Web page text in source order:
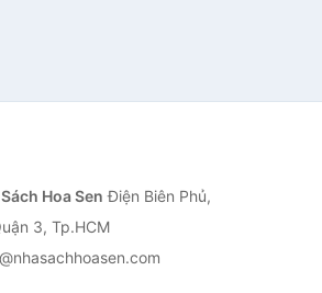
Hoa Sen Điện Biên Phủ,
3, Tp.HCM